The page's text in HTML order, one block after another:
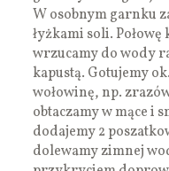
W osobnym garnku
łyżkami soli.
wrzucamy do wody
kapustą. Gotujemy
wołowinę, np.
obtaczamy w mące i
dodajemy 2
dolewamy zimnej